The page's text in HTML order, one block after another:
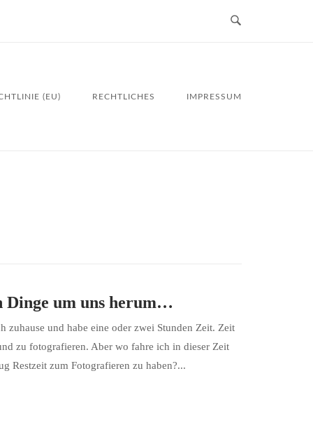
(EU) RECHTLICHES IMPRESSUM
Dinge um uns herum…
zuhause und habe eine oder zwei Stunden Zeit. Zeit
zu fotografieren. Aber wo fahre ich in dieser Zeit
Restzeit zum Fotografieren zu haben?...